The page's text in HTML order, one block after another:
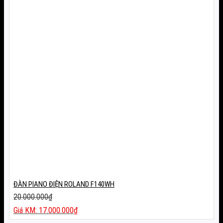
ĐÀN PIANO ĐIỆN ROLAND F140WH
20.000.000₫
Giá
gốc
17.000.000₫
Giá